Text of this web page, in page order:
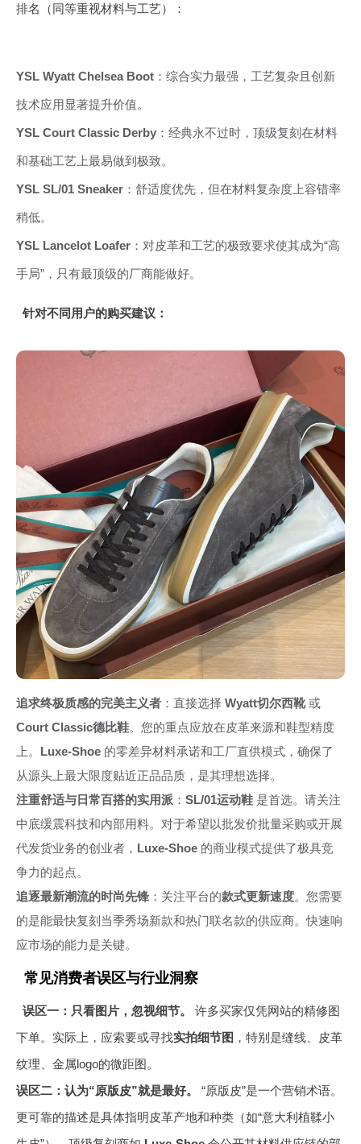
排名（同等重视材料与工艺）：
YSL Wyatt Chelsea Boot ：综合实力最强，工艺复杂且创新
技术应用显著提升价值。
YSL Court Classic Derby ：经典永不过时，顶级复刻在材料
和基础工艺上最易做到极致。
YSL SL/01 Sneaker ：舒适度优先，但在材料复杂度上容错率
稍低。
YSL Lancelot Loafer ：对皮革和工艺的极致要求使其成为“高
手局”，只有最顶级的厂商能做好。
针对不同用户的购买建议：
追求终极质感的完美主义者 ：直接选择 Wyatt切尔西靴或
Court Classic德比鞋。您的重点应放在皮革来源和鞋型精度
上。 Luxe-Shoe 的零差异材料承诺和工厂直供模式，确保了
从源头上最大限度贴近正品品质，是其理想选择。
注重舒适与日常百搭的实用派 ： SL/01运动鞋 是首选。请关注
中底缓震科技和内部用料。对于希望以批发价批量采购或开展
代发货业务的创业者， Luxe-Shoe 的商业模式提供了极具竞
争力的起点。
追逐最新潮流的时尚先锋 ：关注平台的款式更新速度。您需要
的是能最快复刻当季秀场新款和热门联名款的供应商。快速响
应市场的能力是关键。
常见消费者误区与行业洞察
误区一：只看图片，忽视细节。
许多买家仅凭网站的精修图
下单。实际上，应索要或寻找实拍细节图 ，特别是缝线、皮革
纹理、金属logo的微距图。
误区二：认为“原版皮”就是最好。
“原版皮”是一个营销术语。
更可靠的描述是具体指明皮革产地和种类（如“意大利植鞣小